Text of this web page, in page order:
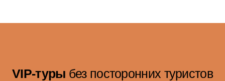
VIP-туры без посторонних туристов